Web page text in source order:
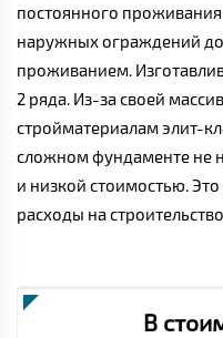
постоянного
наружных ограждений
проживанием.
2 ряда. Из-за своей
стройматериалам элит-
сложном фундаменте не
и низкой стоимостью.
расходы на
В